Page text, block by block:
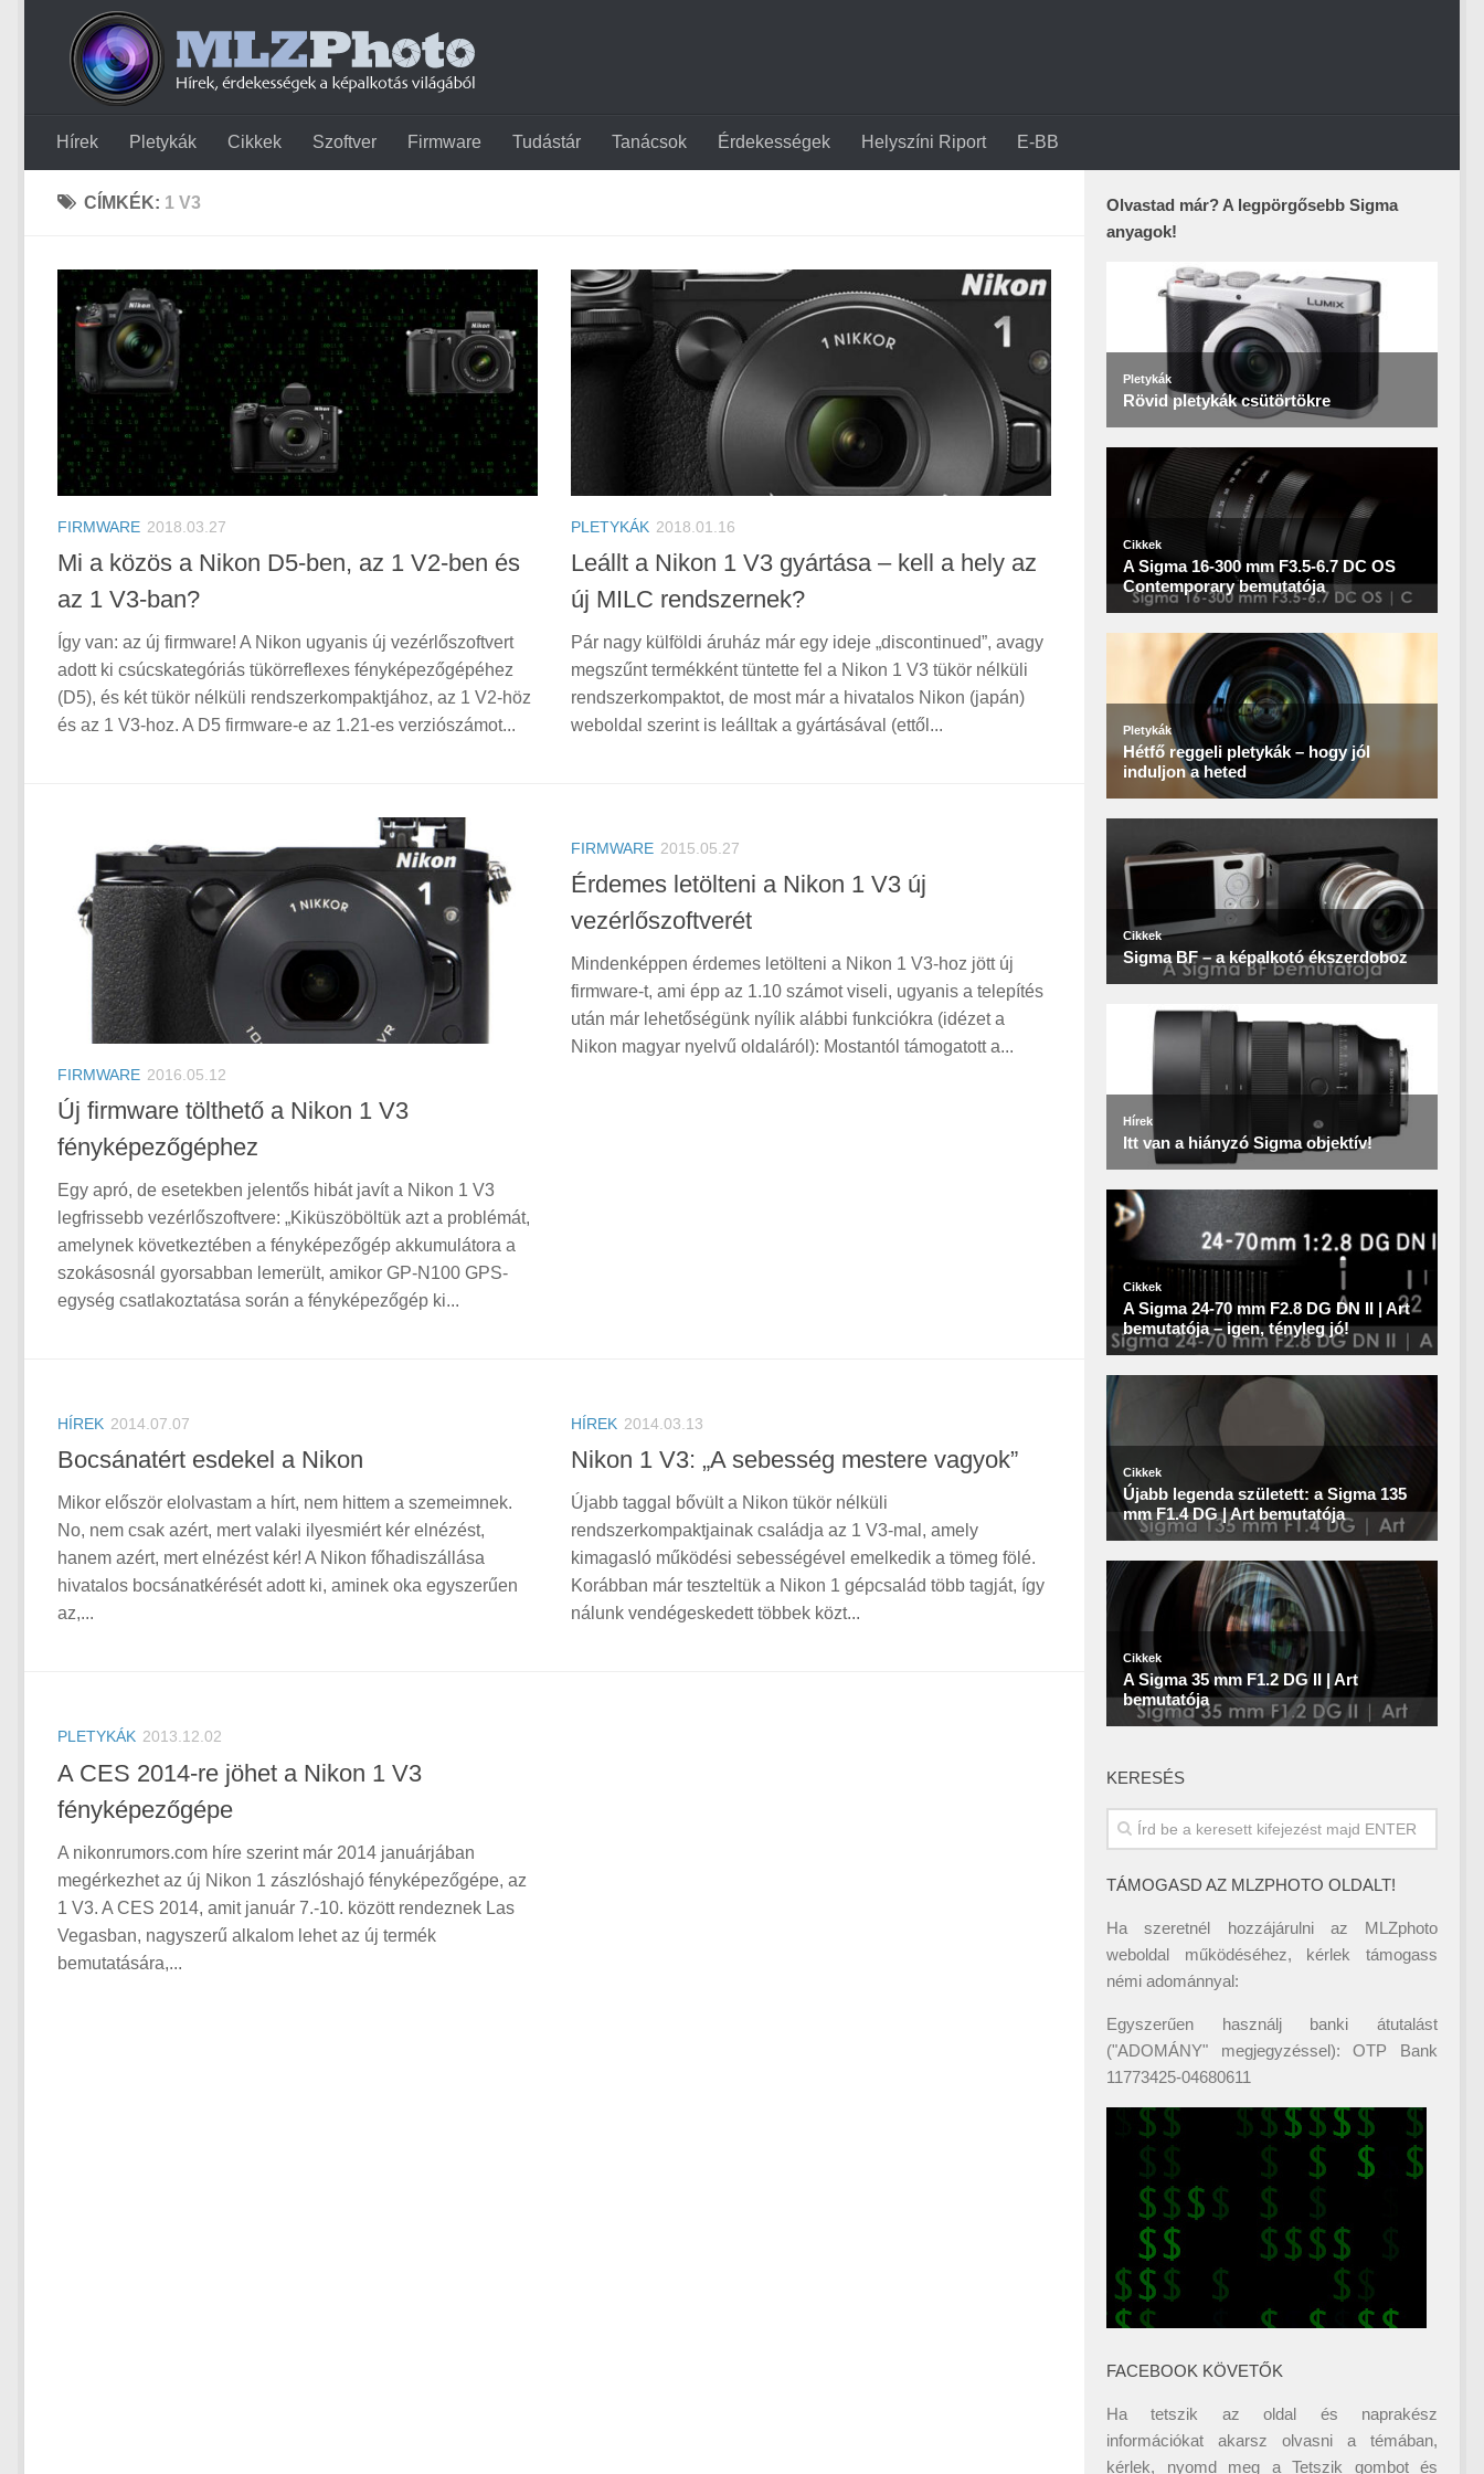
Hírek Pletykák Cikkek Szoftver Firmware Tudástár Tanácsok Érdekességek Helyszíni Riport E-BB
CÍMKÉK: 1 V3
FIRMWARE 2018.03.27
Mi a közös a Nikon D5-ben, az 1 V2-ben és
az 1 V3-ban?
Így van: az új firmware! A Nikon ugyanis új vezérlőszoftvert
adott ki csúcskategóriás tükörreflexes fényképezőgépéhez
(D5), és két tükör nélküli rendszerkompaktjához, az 1 V2-höz
és az 1 V3-hoz. A D5 firmware-e az 1.21-es verziószámot...
PLETYKÁK 2018.01.16
Leállt a Nikon 1 V3 gyártása – kell a hely az
új MILC rendszernek?
Pár nagy külföldi áruház már egy ideje „discontinued”, avagy
megszűnt termékként tüntette fel a Nikon 1 V3 tükör nélküli
rendszerkompaktot, de most már a hivatalos Nikon (japán)
weboldal szerint is leálltak a gyártásával (ettől...
FIRMWARE 2016.05.12
Új firmware tölthető a Nikon 1 V3
fényképezőgéphez
Egy apró, de esetekben jelentős hibát javít a Nikon 1 V3
legfrissebb vezérlőszoftvere: „Kiküszöböltük azt a problémát,
amelynek következtében a fényképezőgép akkumulátora a
szokásosnál gyorsabban lemerült, amikor GP-N100 GPS-
egység csatlakoztatása során a fényképezőgép ki...
FIRMWARE 2015.05.27
Érdemes letölteni a Nikon 1 V3 új
vezérlőszoftverét
Mindenképpen érdemes letölteni a Nikon 1 V3-hoz jött új
firmware-t, ami épp az 1.10 számot viseli, ugyanis a telepítés
után már lehetőségünk nyílik alábbi funkciókra (idézet a
Nikon magyar nyelvű oldaláról): Mostantól támogatott a...
HÍREK 2014.07.07
Bocsánatért esdekel a Nikon
Mikor először elolvastam a hírt, nem hittem a szemeimnek.
No, nem csak azért, mert valaki ilyesmiért kér elnézést,
hanem azért, mert elnézést kér! A Nikon főhadiszállása
hivatalos bocsánatkérését adott ki, aminek oka egyszerűen
az,...
HÍREK 2014.03.13
Nikon 1 V3: „A sebesség mestere vagyok”
Újabb taggal bővült a Nikon tükör nélküli
rendszerkompaktjainak családja az 1 V3-mal, amely
kimagasló működési sebességével emelkedik a tömeg fölé.
Korábban már teszteltük a Nikon 1 gépcsalád több tagját, így
nálunk vendégeskedett többek közt...
PLETYKÁK 2013.12.02
A CES 2014-re jöhet a Nikon 1 V3
fényképezőgépe
A nikonrumors.com híre szerint már 2014 januárjában
megérkezhet az új Nikon 1 zászlóshajó fényképezőgépe, az
1 V3. A CES 2014, amit január 7.-10. között rendeznek Las
Vegasban, nagyszerű alkalom lehet az új termék
bemutatására,...
Olvastad már? A legpörgősebb Sigma
anyagok!
KERESÉS
TÁMOGASD AZ MLZPHOTO OLDALT!
Ha szeretnél hozzájárulni az MLZphoto
weboldal működéséhez, kérlek támogass
némi adománnyal:
Egyszerűen használj banki átutalást
("ADOMÁNY" megjegyzéssel): OTP Bank
11773425-04680611
FACEBOOK KÖVETŐK
Ha tetszik az oldal és naprakész
információkat akarsz olvasni a témában,
kérlek, nyomd meg a Tetszik gombot és